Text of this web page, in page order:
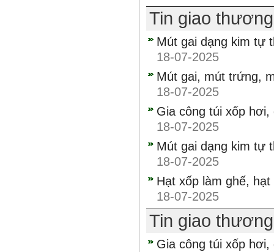
Tin giao
Mút gai dạng kim tự
18-07-2025
Mút gai, mút trứng,
18-07-2025
Gia công túi xốp
18-07-2025
Mút gai dạng kim tự
18-07-2025
Hạt xốp làm ghế,
18-07-2025
Tin giao
Gia công túi xốp